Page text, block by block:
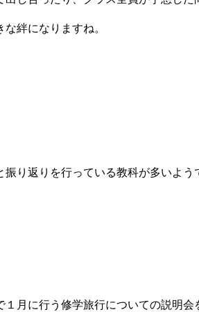
絆になりますね。
り返りを行っている教科が多いよう
月に行う修学旅行についての説明